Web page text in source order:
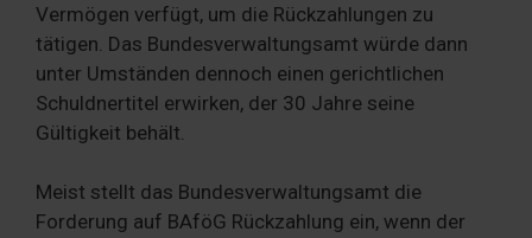
Vermögen verfügt, um die Rückzahlungen zu
tätigen. Das Bundesverwaltungsamt würde dann
unter Umständen dennoch einen gerichtlichen
Schuldnertitel erwirken, der 30 Jahre seine
Gültigkeit behält.
Meist stellt das Bundesverwaltungsamt die
Forderung auf BAföG Rückzahlung ein, wenn der